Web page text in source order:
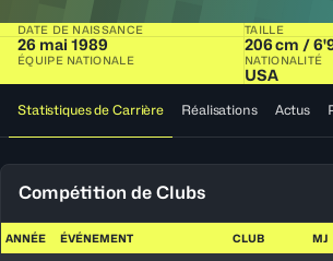
DATE DE NAISSANCE
26 mai 1989
TAILLE
206 cm /
ÉQUIPE NATIONALE NATIONALITÉ
USA
Statistiques de Carrière Réalisations Actus
Compétition de Clubs
ANNÉE ÉVÉNEMENT CLUB MJ